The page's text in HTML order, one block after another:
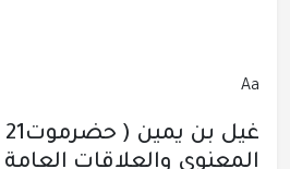
Aa
المعنوي والعلاقات العامة